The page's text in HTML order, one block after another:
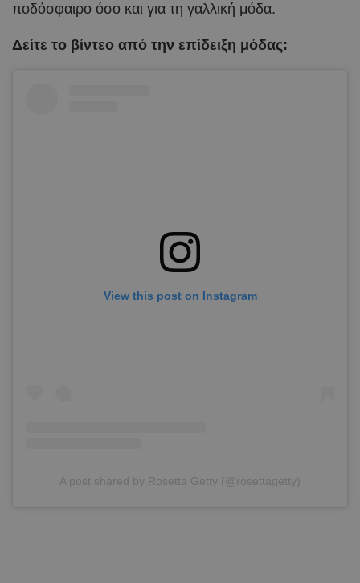
ποδόσφαιρο όσο και για τη γαλλική μόδα.
Δείτε το βίντεο από την επίδειξη μόδας:
View this post on Instagram
A post shared by Rosetta Getty (@rosettagetty)